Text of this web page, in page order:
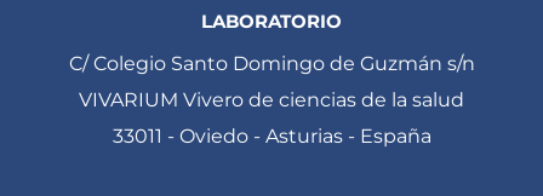
LABORATORIO
C/ Colegio Santo Domingo de Guzmán s/n
VIVARIUM Vivero de ciencias de la salud
33011 - Oviedo - Asturias - España